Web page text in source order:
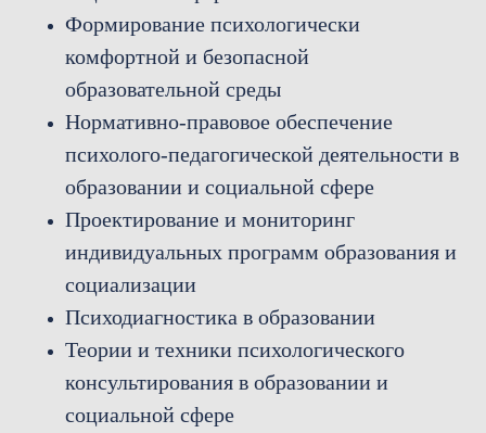
Формирование психологически
комфортной и безопасной
образовательной среды
Нормативно-правовое обеспечение
психолого-педагогической деятельности в
образовании и социальной сфере
Проектирование и мониторинг
индивидуальных программ образования и
социализации
Психодиагностика в образовании
Теории и техники психологического
консультирования в образовании и
социальной сфере